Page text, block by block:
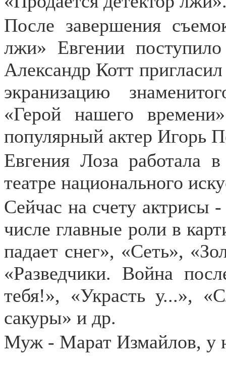
После завершения
лжи» Евгении
Александр Котт
экранизацию
«Герой нашего
популярный актер Игорь
Евгения Лоза работала
театре национального
Сейчас на счету актрисы
числе главные роли в
падает снег», «Сеть»,
«Разведчики. Война
тебя!», «Украсть у...»,
сакуры» и др.
Муж - Марат Измайлов, у